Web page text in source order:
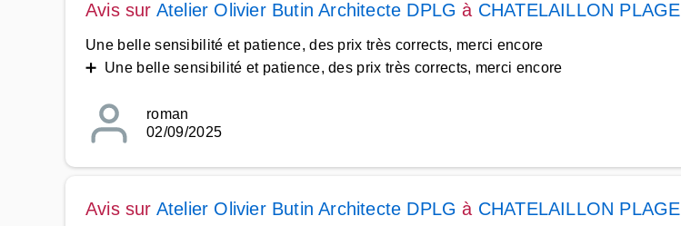
Avis sur Atelier Olivier Butin Architecte DPLG à CHATELAILLON PLAGE
Une belle sensibilité et patience, des prix très corrects, merci encore
➕ Une belle sensibilité et patience, des prix très corrects, merci encore
roman
02/09/2025
Avis sur Atelier Olivier Butin Architecte DPLG à CHATELAILLON PLAGE